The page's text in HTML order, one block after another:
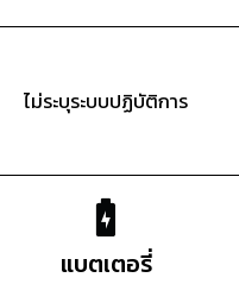
ไม่ระบุระบบปฏิบัติการ
แบตเตอรี่